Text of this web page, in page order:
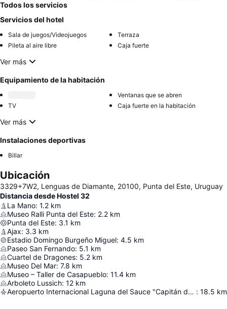
Todos los servicios
Servicios del hotel
Sala de juegos/Videojuegos
Terraza
Pileta al aire libre
Caja fuerte
Ver más
Equipamiento de la habitación
Ventanas que se abren
TV
Caja fuerte en la habitación
Ver más
Instalaciones deportivas
Billar
Ubicación
3329+7W2, Lenguas de Diamante, 20100, Punta del Este, Uruguay
Distancia desde Hostel 32
La Mano: 1.2 km
Museo Ralli Punta del Este: 2.2 km
Punta del Este: 3.1 km
Ajax: 3.3 km
Estadio Domingo Burgeño Miguel: 4.5 km
Paseo San Fernando: 5.1 km
Cuartel de Dragones: 5.2 km
Museo Del Mar: 7.8 km
Museo – Taller de Casapueblo: 11.4 km
Arboleto Lussich: 12 km
Aeropuerto Internacional Laguna del Sauce "Capitán de Corbeta Carlos Curbelo" : 18.5 km